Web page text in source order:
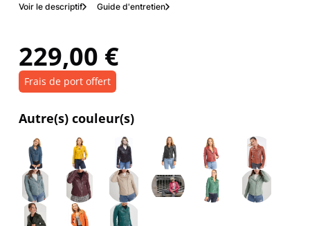
Voir le descriptif Guide d'entretien
229,00 €
Frais de port offert
Autre(s) couleur(s)